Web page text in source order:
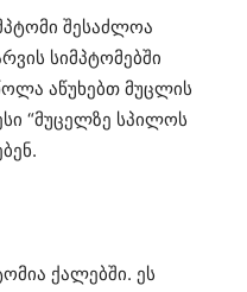
შესაძლოა
სიმპტომებში
აწუხებთ მუცლის
“მუცელზე სპილოს
ქალებში. ეს